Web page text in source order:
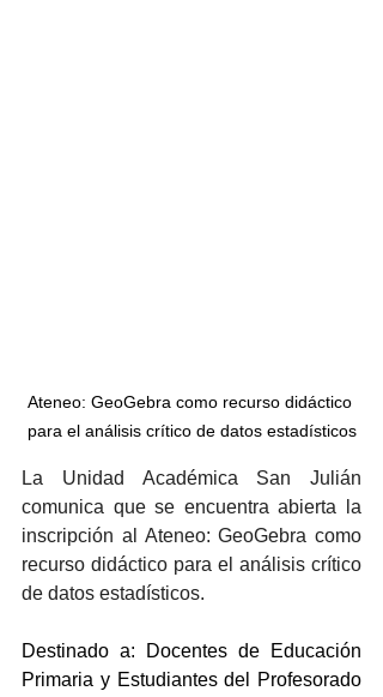
Ateneo: GeoGebra como recurso didáctico
para el análisis crítico de datos estadísticos
La Unidad Académica San Julián
comunica que se encuentra abierta la
inscripción al Ateneo: GeoGebra como
recurso didáctico para el análisis crítico
de datos estadísticos.
Destinado a: Docentes de Educación
Primaria y Estudiantes del Profesorado